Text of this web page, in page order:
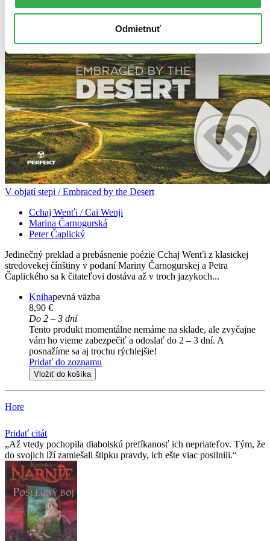
Odmietnuť
V objatí stepi / Embraced by the Desert
Cchaj Wenťi / Cai Wenji
Marina Čarnogurská
Peter Čaplický
Jedinečný preklad a prebásnenie poézie Cchaj Wenťi z klasickej
stredovekej čínštiny v podaní Mariny Čarnogurskej a Petra
Čaplického sa k čitateľovi dostáva až v troch jazykoch...
Knihapevná väzba
8,90 €
Do 2 – 3 dní
Tento produkt momentálne nemáme na sklade, ale zvyčajne
vám ho vieme zabezpečiť a odoslať do 2 – 3 dní. A
posnažíme sa aj trochu rýchlejšie!
Pridať do zoznamu
Vložiť do košíka
Hore
Pridať citát
Až vtedy pochopila diabolskú prefíkanosť ich nepriateľov. Tým, že
do svojich lží zamiešali štipku pravdy, ich ešte viac posilnili.